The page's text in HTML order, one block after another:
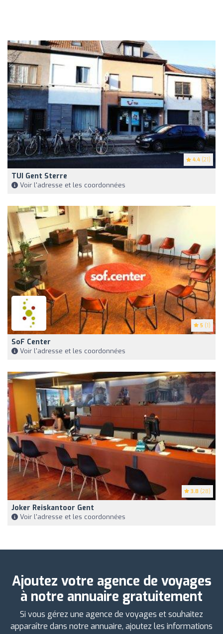
4.4 (21)
TUI Gent Sterre
Voir l'adresse et les coordonnées
5 (1)
SoF Center
Voir l'adresse et les coordonnées
3.8 (28)
Joker Reiskantoor Gent
Voir l'adresse et les coordonnées
Ajoutez votre agence de voyages
à notre annuaire gratuitement
Si vous gérez une agence de voyages et souhaitez
apparaître dans notre annuaire, ajoutez les informations